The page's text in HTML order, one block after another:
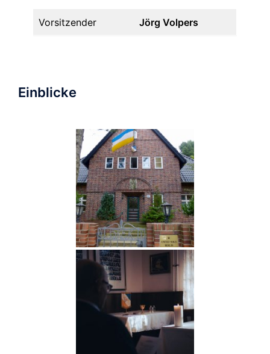
Vorsitzender Jörg Volpers
Einblicke